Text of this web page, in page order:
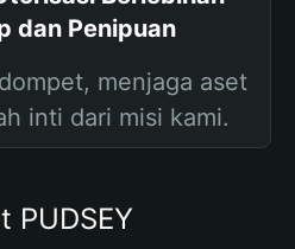
dan Penipuan
menjaga aset
inti dari misi kami.
PUDSEY